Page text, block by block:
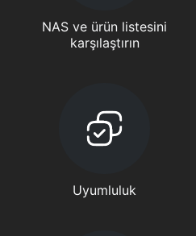
NAS ve ürün listesini
karşılaştırın
Uyumluluk